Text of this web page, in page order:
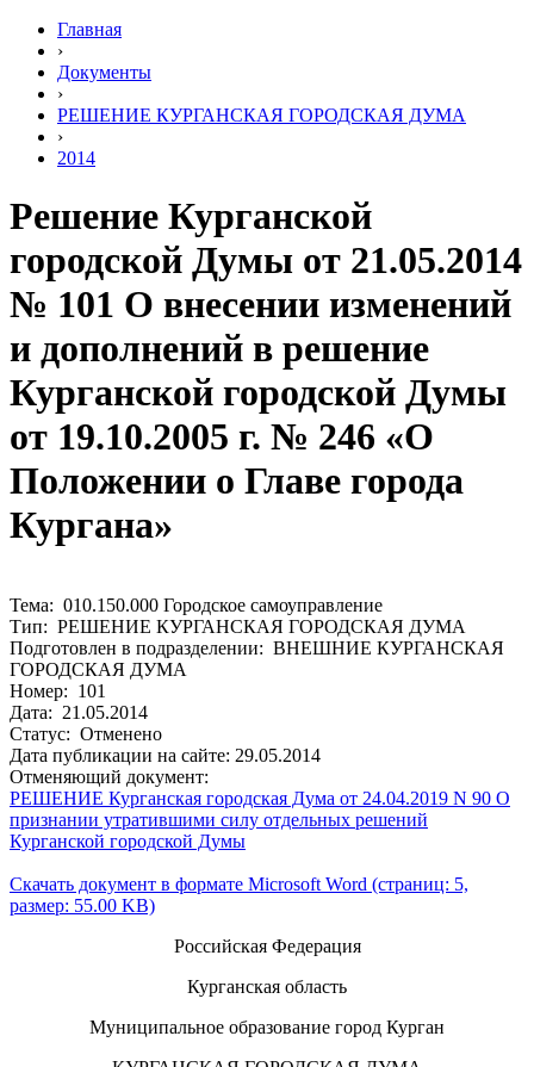
Главная
›
Документы
›
РЕШЕНИЕ КУРГАНСКАЯ ГОРОДСКАЯ ДУМА
›
2014
Решение Курганской
городской Думы от 21.05.2014
№ 101 О внесении изменений
и дополнений в решение
Курганской городской Думы
от 19.10.2005 г. № 246 «О
Положении о Главе города
Кургана»
Тема: 010.150.000 Городское самоуправление
Тип: РЕШЕНИЕ КУРГАНСКАЯ ГОРОДСКАЯ ДУМА
Подготовлен в подразделении: ВНЕШНИЕ КУРГАНСКАЯ
ГОРОДСКАЯ ДУМА
Номер: 101
Дата: 21.05.2014
Статус: Отменено
Дата публикации на сайте: 29.05.2014
Отменяющий документ:
РЕШЕНИЕ Курганская городская Дума от 24.04.2019 N 90 О
признании утратившими силу отдельных решений
Курганской городской Думы
Скачать документ в формате Microsoft Word (страниц: 5,
размер: 55.00 KB)
Российская Федерация
Курганская область
Муниципальное образование город Курган